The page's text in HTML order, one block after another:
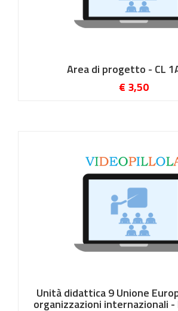
Area di progetto - CL
€ 3,50
Unità didattica 9 Unione
organizzazioni internazionali -